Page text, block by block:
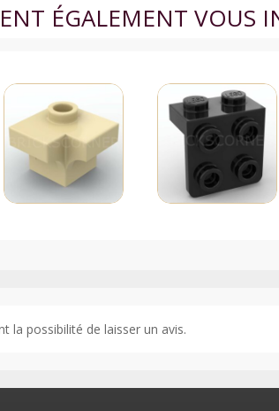
-
13965
Foncé
ÉGALEMENT VOUS
la possibilité de laisser un avis.